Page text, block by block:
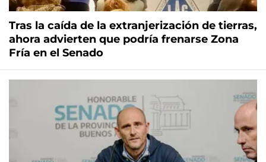
Tras la caída de la extranjerización de tierras,
ahora advierten que podría frenarse Zona
Fría en el Senado